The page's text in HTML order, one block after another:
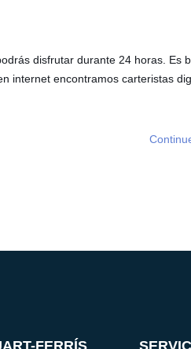
disfrutar durante 24 horas. Es
internet encontramos carteristas
FERRÍS